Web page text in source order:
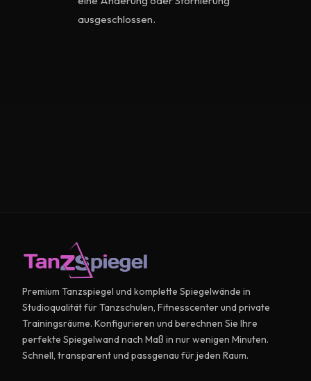
ausgeschlossen.
Premium Tanzspiegel und komplette Spiegelwände in
Studioqualität für Tanzschulen, Fitnesscenter und private
Trainingsräume. Konfigurieren und berechnen Sie Ihre
perfekte Spiegelwand nach Maß in nur wenigen Minuten.
Schnell, transparent und passgenau für jeden Raum.